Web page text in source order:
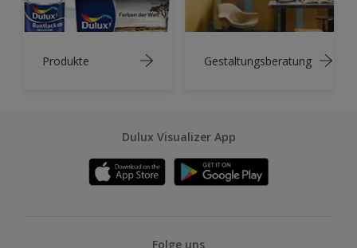
Produkte Gestaltungsberatung
Dulux Visualizer App
Folge uns